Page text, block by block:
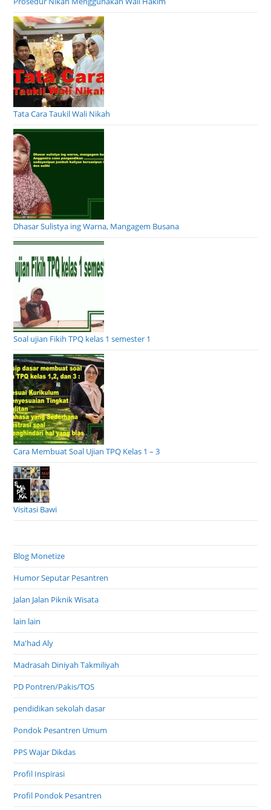
Tata Cara Taukil Wali Nikah
Dhasar Sulistya ing Warna, Mangagem Busana
Soal ujian Fikih TPQ kelas 1 semester 1
Cara Membuat Soal Ujian TPQ Kelas 1 – 3
Visitasi Bawi
Blog Monetize
Humor Seputar Pesantren
Jalan Jalan Piknik Wisata
lain lain
Ma'had Aly
Madrasah Diniyah Takmiliyah
PD Pontren/Pakis/TOS
pendidikan sekolah dasar
Pondok Pesantren Umum
PPS Wajar Dikdas
Profil Inspirasi
Profil Pondok Pesantren